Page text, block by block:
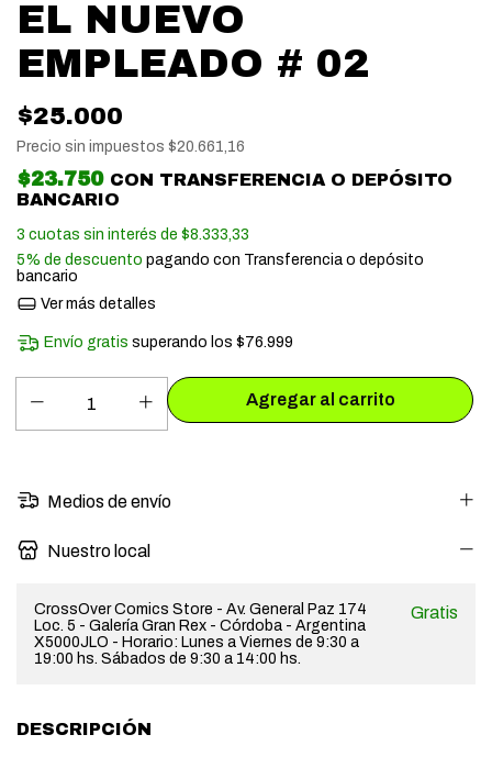
EL NUEVO
EMPLEADO # 02
$25.000
Precio sin impuestos $20.661,16
$23.750 CON TRANSFERENCIA O DEPÓSITO
BANCARIO
3 cuotas sin interés de $8.333,33
5% de descuento pagando con Transferencia o depósito
bancario
Ver más detalles
Envío gratis superando los$76.999
Medios de envío
Nuestro local
CrossOver Comics Store - Av. General Paz 174
Loc. 5 - Galería Gran Rex - Córdoba - Argentina
X5000JLO - Horario: Lunes a Viernes de 9:30 a
19:00 hs. Sábados de 9:30 a 14:00 hs.
Gratis
DESCRIPCIÓN